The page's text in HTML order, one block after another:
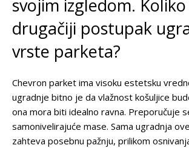
svojim izgledom.
drugačiji postupak
vrste parketa?
Chevron parket ima visoku estetsku
ugradnje bitno je da vlažnost košuljice
ona mora biti idealno ravna. Preporučuje
samonivelirajuće mase. Sama ugradnja
zahteva posebnu pažnju, prilikom